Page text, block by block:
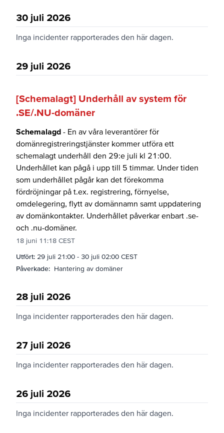
30 juli 2026
Inga incidenter rapporterades den här dagen.
29 juli 2026
[Schemalagt] Underhåll av system för
.SE/.NU-domäner
Schemalagd - En av våra leverantörer för
domänregistreringstjänster kommer utföra ett
schemalagt underhåll den 29:e juli kl 21:00.
Underhållet kan pågå i upp till 5 timmar. Under tiden
som underhållet pågår kan det förekomma
fördröjningar på t.ex. registrering, förnyelse,
omdelegering, flytt av domännamn samt uppdatering
av domänkontakter. Underhållet påverkar enbart .se-
och .nu-domäner.
18 juni 11:18 CEST
Utfört: 29 juli 21:00 - 30 juli 02:00 CEST
Påverkade: Hantering av domäner
28 juli 2026
Inga incidenter rapporterades den här dagen.
27 juli 2026
Inga incidenter rapporterades den här dagen.
26 juli 2026
Inga incidenter rapporterades den här dagen.